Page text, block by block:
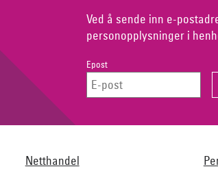
Ved å sende inn e-
personopplysninger i
Epost
Netthandel